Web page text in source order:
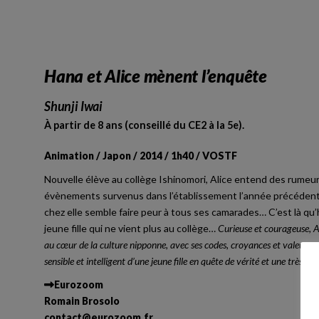
Hana et Alice mènent l’enquête
Shunji Iwai
À partir de 8 ans (conseillé du CE2 à la 5e).
Animation / Japon / 2014 / 1h40 / VOSTF
Nouvelle élève au collège Ishinomori, Alice entend des
évènements survenus dans l’établissement l’année
chez elle semble faire peur à tous ses camarades… C’est là
jeune fille qui ne vient plus au collège…Curieuse et courageuse,
au cœur de la culture nipponne, avec ses codes, croyances et valeurs
sensible et intelligent d’une jeune fille en quête de vérité et une très
Eurozoom
Romain Brosolo